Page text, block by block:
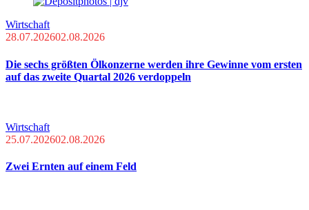
Wirtschaft
28.07.202602.08.2026
Die sechs größten Ölkonzerne werden ihre Gewinne vom ersten
auf das zweite Quartal 2026 verdoppeln
Wirtschaft
25.07.202602.08.2026
Zwei Ernten auf einem Feld